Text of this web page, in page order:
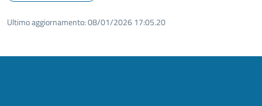
Ultimo aggiornamento:08/01/2026 17:05.20